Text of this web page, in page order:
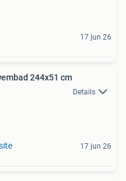
17 jun 26
244x51 cm
Details
17 jun 26